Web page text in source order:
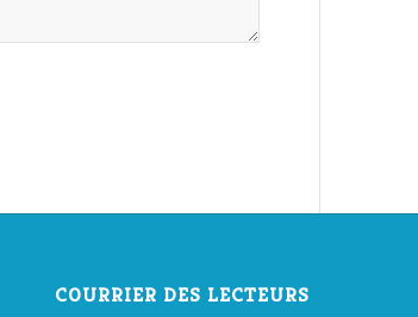
COURRIER DES LECTEURS